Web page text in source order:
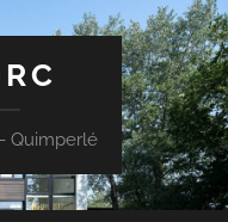
Quimperlé